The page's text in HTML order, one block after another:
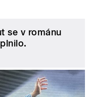
se v románu